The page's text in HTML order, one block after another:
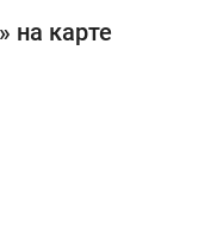
на карте